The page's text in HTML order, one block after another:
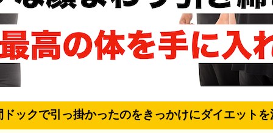
ドックで引っ掛かったのをきっかけにダイエットを